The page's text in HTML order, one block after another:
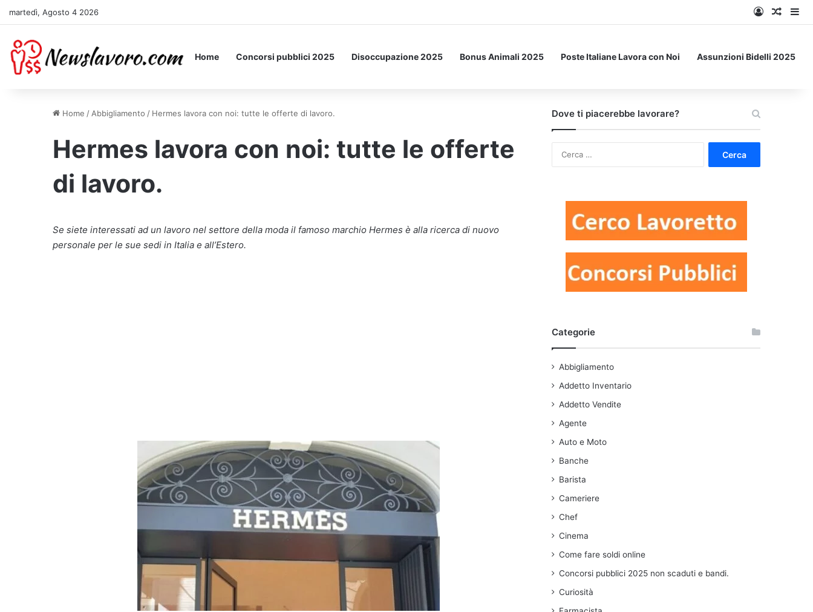
martedì, Agosto 4 2026 Accedi
Un
Home Concorsi pubblici 2025 Disoccupazione 2025 Bonus Animali 2025 Poste Italiane Lavora con Noi Assunzioni Bidelli 2025
Home / Abbigliamento / Hermes lavora con noi: tutte le offerte di lavoro.
Hermes lavora con noi: tutte le offerte
di lavoro.
Se siete interessati ad un lavoro nel settore della moda il famoso marchio Hermes è alla ricerca di nuovo
personale per le sue sedi in Italia e all’Estero.
Dove ti piacerebbe lavorare?
Categorie
Abbigliamento
Addetto Inventario
Addetto Vendite
Agente
Auto e Moto
Banche
Barista
Cameriere
Chef
Cinema
Come fare soldi online
Concorsi pubblici 2025 non scaduti e bandi.
Curiosità